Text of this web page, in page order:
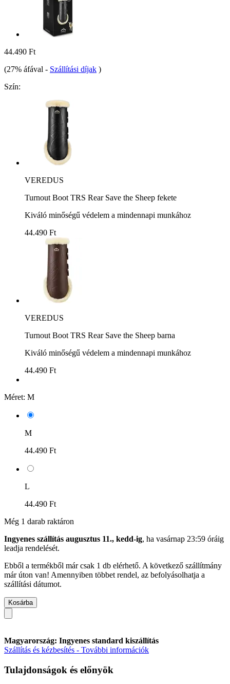
44.490 Ft
(27% áfával - Szállítási díjak )
Szín:
VEREDUS
Turnout Boot TRS Rear Save the Sheep fekete
Kiváló minőségű védelem a mindennapi munkához
44.490 Ft
VEREDUS
Turnout Boot TRS Rear Save the Sheep barna
Kiváló minőségű védelem a mindennapi munkához
44.490 Ft
Méret: M
M
44.490 Ft
L
44.490 Ft
Még 1 darab raktáron
Ingyenes szállítás augusztus 11., kedd-ig, ha vasárnap 23:59 óráig
leadja rendelését.
Ebből a termékből már csak 1 db elérhető. A következő szállítmány
már úton van! Amennyiben többet rendel, az befolyásolhatja a
szállítási dátumot.
Kosárba
Magyarország: Ingyenes standard kiszállítás
Szállítás és kézbesítés - További információk
Tulajdonságok és előnyök